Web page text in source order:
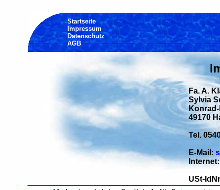
Startseite
Impressum
Datenschutz
AGB
Fa. A.
Sylvia
Konrad-
49170
Tel.
E-Mail:
USt-